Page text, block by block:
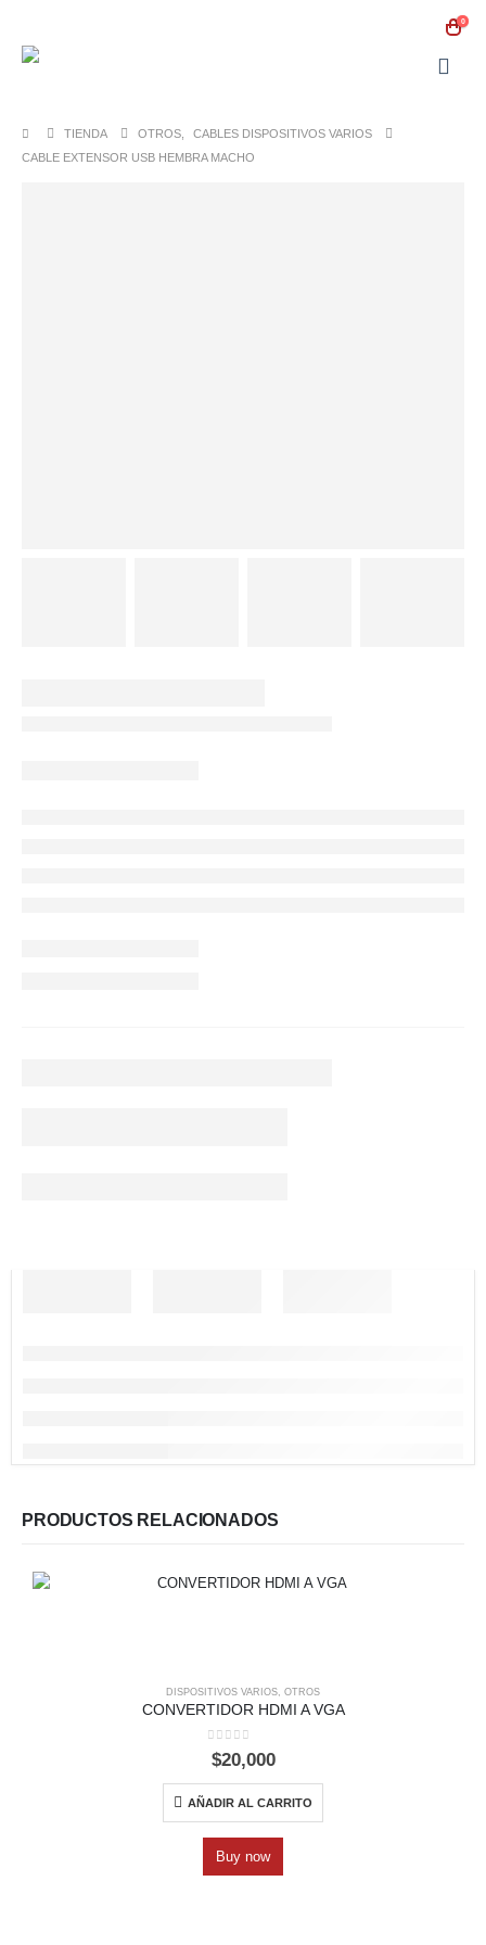
0
TIENDA OTROS
CABLES DISPOSITIVOS VARIOS
CABLE EXTENSOR USB HEMBRA MACHO
PRODUCTOS RELACIONADOS
DISPOSITIVOS VARIOS, OTROS
CONVERTIDOR HDMI A VGA
0out of 5
$20,000
AÑADIR AL CARRITO
Buy now